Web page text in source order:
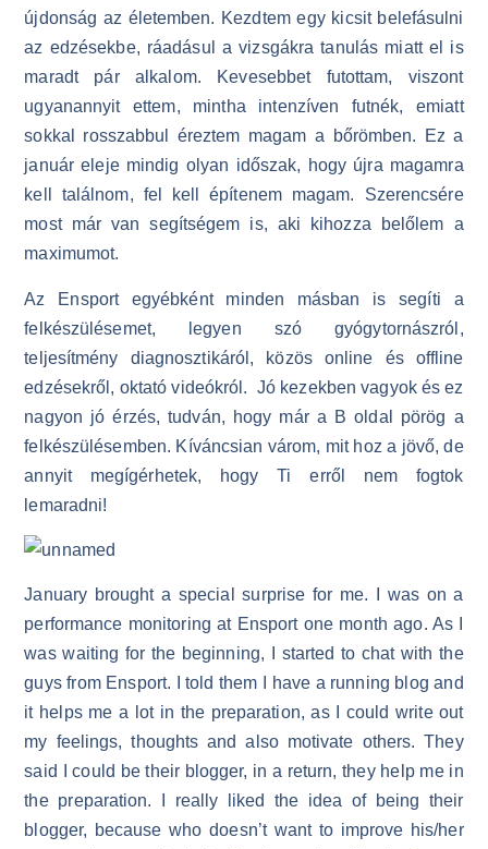
újdonság az életemben. Kezdtem egy kicsit belefásulni
az edzésekbe, ráadásul a vizsgákra tanulás miatt el is
maradt pár alkalom. Kevesebbet futottam, viszont
ugyanannyit ettem, mintha intenzíven futnék, emiatt
sokkal rosszabbul éreztem magam a bőrömben. Ez a
január eleje mindig olyan időszak, hogy újra magamra
kell találnom, fel kell építenem magam. Szerencsére
most már van segítségem is, aki kihozza belőlem a
maximumot.
Az Ensport egyébként minden másban is segíti a
felkészülésemet, legyen szó gyógytornászról,
teljesítmény diagnosztikáról, közös online és offline
edzésekről, oktató videókról. Jó kezekben vagyok és ez
nagyon jó érzés, tudván, hogy már a B oldal pörög a
felkészülésemben. Kíváncsian várom, mit hoz a jövő, de
annyit megígérhetek, hogy Ti erről nem fogtok
lemaradni!
January brought a special surprise for me. I was on a
performance monitoring at Ensport one month ago. As I
was waiting for the beginning, I started to chat with the
guys from Ensport. I told them I have a running blog and
it helps me a lot in the preparation, as I could write out
my feelings, thoughts and also motivate others. They
said I could be their blogger, in a return, they help me in
the preparation. I really liked the idea of being their
blogger, because who doesn’t want to improve his/her